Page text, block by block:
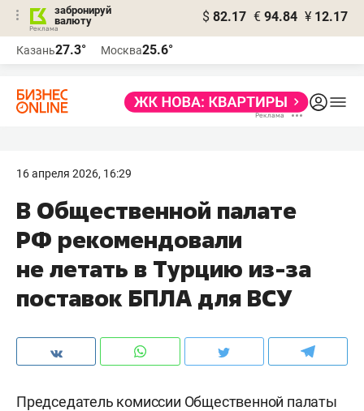
забронируй
валюту
$ 82.17 € 94.84 ¥ 12.17
Казань27.3° Москва25.6°
16 апреля 2026, 16:29
В Общественной палате
РФ рекомендовали
не летать в Турцию из-за
поставок БПЛА для ВСУ
Председатель комиссии Общественной палаты